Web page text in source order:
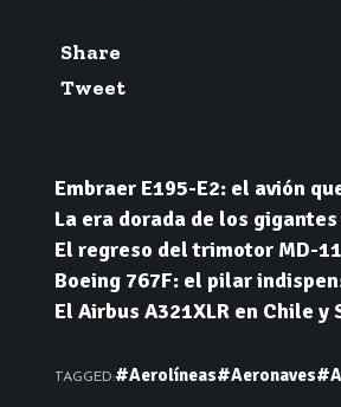
Share
Tweet
Embraer E195-E2: el avión
La era dorada de los
El regreso del trimotor MD-
Boeing 767F: el pilar
El Airbus A321XLR en Chile
TAGGED:#Aerolíneas#Aeronaves